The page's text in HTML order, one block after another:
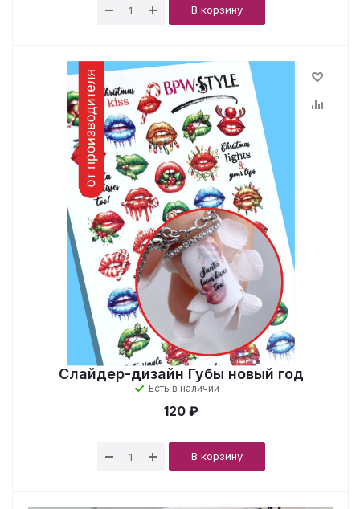
В корзину
Слайдер-дизайн Губы новый год
Есть в наличии
120 ₽
В корзину